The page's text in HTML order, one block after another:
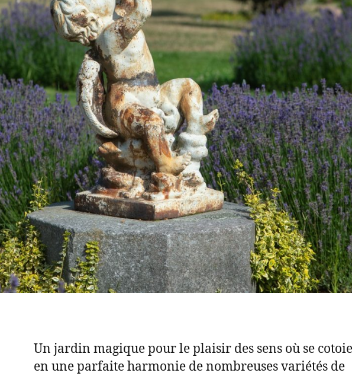
Un jardin magique pour le plaisir des sens où se
en une parfaite harmonie de nombreuses variétés de